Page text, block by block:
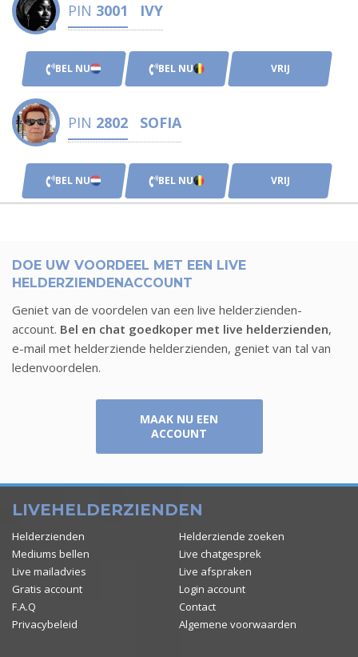
PIN 3001 IVY
BEL NU BEL NU VRIJ
PIN 2802 SOFIA
BEL NU BEL NU VRIJ
DOE UW VOORDEEL MET EEN LIVE
HELDERZIENDENACCOUNT
Geniet van de voordelen van een live helderzienden-
account. Bel en chat goedkoper met live helderzienden,
e-mail met helderziende helderzienden, geniet van tal van
ledenvoordelen.
MAAK NU EEN
ACCOUNT
LIVEHELDERZIENDEN
Helderzienden
Helderziende zoeken
Mediums bellen
Live chatgesprek
Live mailadvies
Live afspraken
Gratis account
Login account
F.A.Q
Contact
Privacybeleid
Algemene voorwaarden